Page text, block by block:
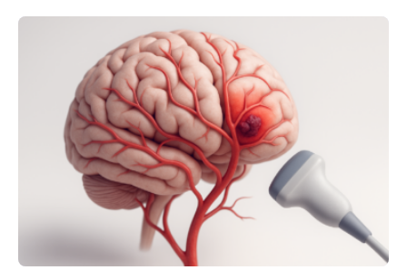
Woche vom Haushaltsausschuss freigegeben – unter
anderem zur Unterstützung der
Industrieforschungsprogramme Industrielle
Gemeinschaftsforschung (IGF), Zentrales
Innovationsprogramm Mittelstand (ZIM) und
Innovationskompetenz INNO-KOM. Auf dem
Innovationstag Mittelstand 2025 am 5. Juni 2025 in
Berlin überbrachte das Bundesministerium für
Wirtschaft und Energie eine gute Nachricht:
Überplanmäßige Verpflichtungsermächtigungen in